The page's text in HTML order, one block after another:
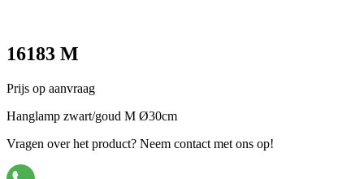
16183 M
Prijs op aanvraag
Hanglamp zwart/goud M Ø30cm
Vragen over het product? Neem contact met ons op!